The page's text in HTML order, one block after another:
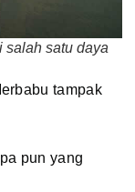
salah satu daya
tampak
pun yang